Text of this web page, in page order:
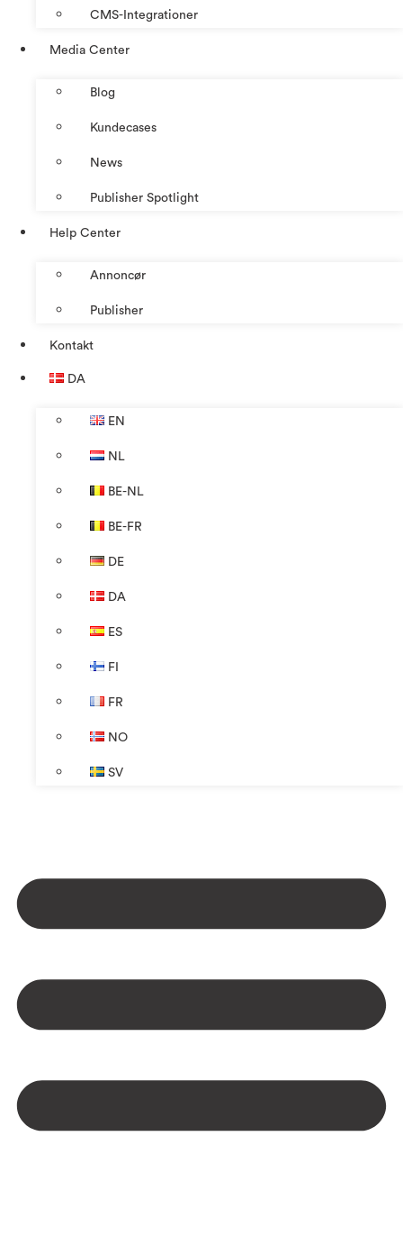
CMS-Integrationer
Media Center
Blog
Kundecases
News
Publisher Spotlight
Help Center
Annoncør
Publisher
Kontakt
DA
EN
NL
BE-NL
BE-FR
DE
DA
ES
FI
FR
NO
SV